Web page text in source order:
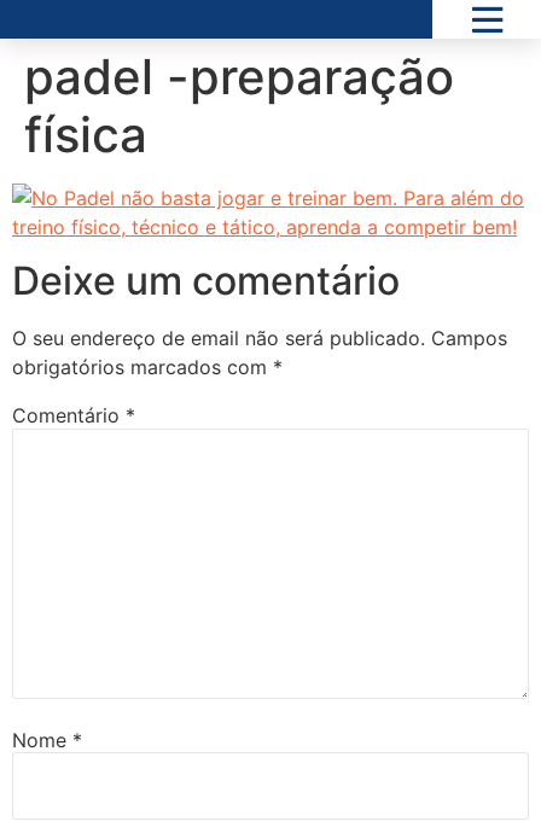
padel -preparação
física
Deixe um comentário
O seu endereço de email não será publicado. Campos
obrigatórios marcados com *
Comentário *
Nome *